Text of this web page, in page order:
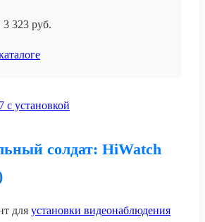
3 323 руб.
с установкой
солдат: HiWatch
для установки видеонаблюдения